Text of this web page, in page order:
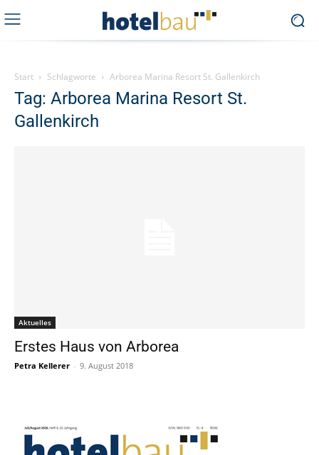
Start Schlagworte Arborea Marina Resort St. Gallenkirch
Tag: Arborea Marina Resort St.
Gallenkirch
Aktuelles
Erstes Haus von Arborea
Petra Kellerer - 9. August 2018